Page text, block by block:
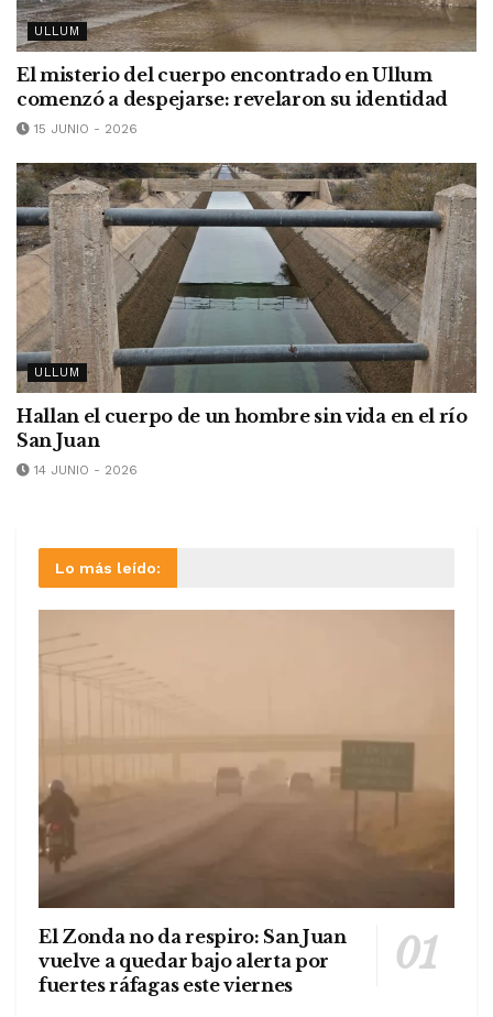
ULLUM
El misterio del cuerpo encontrado en Ullum
comenzó a despejarse: revelaron su identidad
15 JUNIO - 2026
ULLUM
Hallan el cuerpo de un hombre sin vida en el río
San Juan
14 JUNIO - 2026
Lo más leído:
El Zonda no da respiro: San Juan
vuelve a quedar bajo alerta por
fuertes ráfagas este viernes